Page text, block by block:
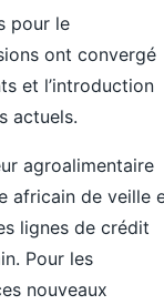
pour le
ont convergé
et l’introduction
actuels.
agroalimentaire
africain de veille
lignes de crédit
Pour les
nouveaux